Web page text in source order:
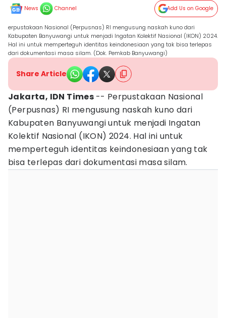
News Channel Add Us on Google
erpustakaan Nasional (Perpusnas) RI mengusung naskah kuno dari
Kabupaten Banyuwangi untuk menjadi Ingatan Kolektif Nasional (IKON) 2024.
Hal ini untuk memperteguh identitas keindonesiaan yang tak bisa terlepas
dari dokumentasi masa silam. (Dok. Pemkab Banyuwangi)
Share Article
Jakarta, IDN Times -- Perpustakaan Nasional
(Perpusnas) RI mengusung naskah kuno dari
Kabupaten Banyuwangi untuk menjadi Ingatan
Kolektif Nasional (IKON) 2024. Hal ini untuk
memperteguh identitas keindonesiaan yang tak
bisa terlepas dari dokumentasi masa silam.